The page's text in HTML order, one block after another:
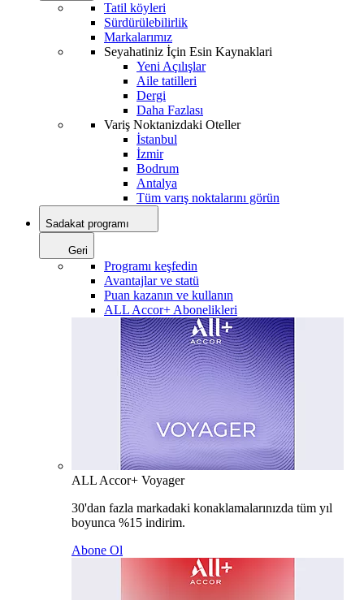
Tatil köyleri
Sürdürülebilirlik
Markalarımız
Seyahatiniz İçin Esin Kaynaklari
Yeni Açılışlar
Aile tatilleri
Dergi
Daha Fazlası
Variş Noktanizdaki Oteller
İstanbul
İzmir
Bodrum
Antalya
Tüm varış noktalarını görün
Sadakat programı
Geri
Programı keşfedin
Avantajlar ve statü
Puan kazanın ve kullanın
ALL Accor+ Abonelikleri
ALL Accor+ Voyager
30'dan fazla markadaki konaklamalarınızda tüm yıl
boyunca %15 indirim.
Abone Ol